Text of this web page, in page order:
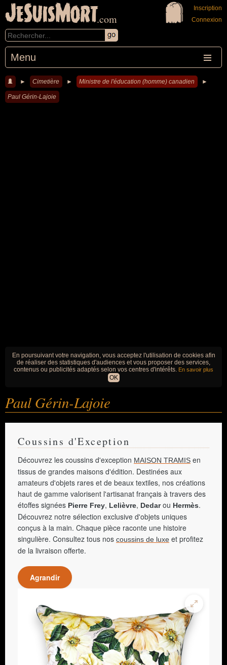
JeSuisMort.com
Menu
Inscription
Connexion
► Cimetière ► Ministre de l'éducation (homme) canadien ►
Paul Gérin-Lajoie
En poursuivant votre navigation, vous acceptez l'utilisation de cookies afin
de réaliser des statistiques d'audiences et vous proposer des services,
contenus ou publicités adaptés selon vos centres d'intérêts. En savoir plus
OK
Paul Gérin-Lajoie
Coussins d'Exception
Découvrez les coussins d'exception MAISON TRAMIS en
tissus de grandes maisons d'édition. Destinées aux
amateurs d'objets rares et de beaux textiles, nos créations
haut de gamme valorisent l'artisanat français à travers des
étoffes signées Pierre Frey, Lelièvre, Dedarou Hermès.
Découvrez notre sélection exclusive d'objets uniques
conçus à la main. Chaque pièce raconte une histoire
singulière. Consultez tous nos coussins de luxe et profitez
de la livraison offerte.
Agrandir